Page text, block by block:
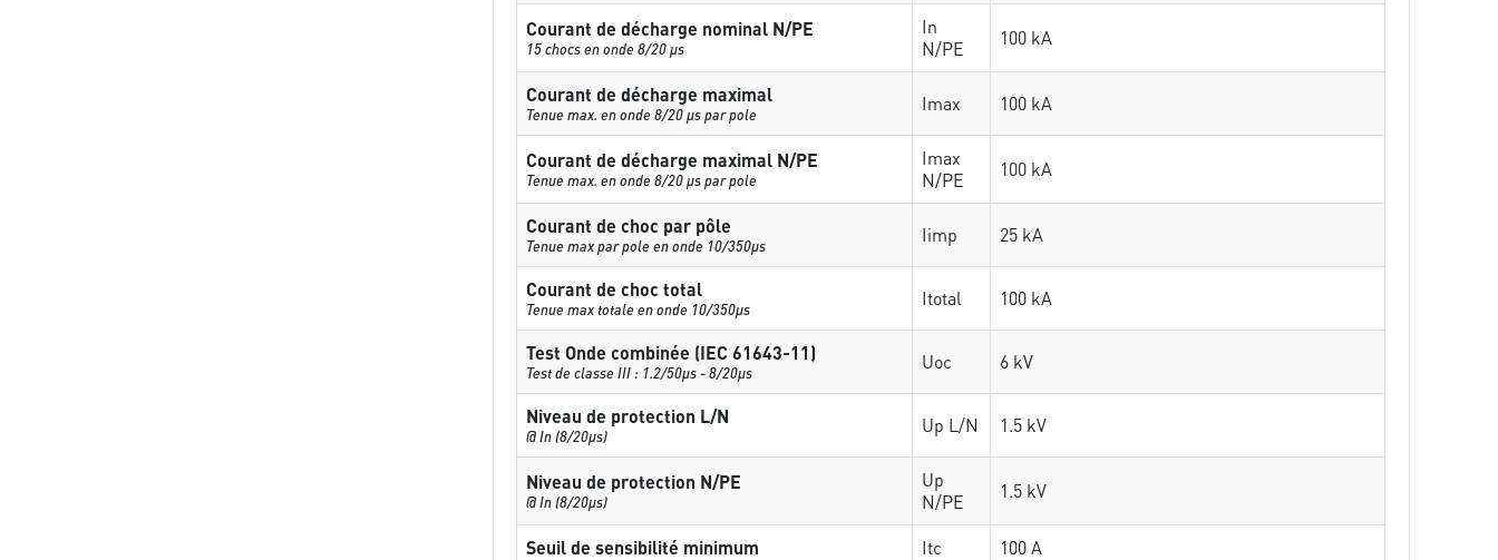
Courant de décharge nominal N/PE
15 chocs en onde 8/20 µs
In
N/PE
100 kA
Courant de décharge maximal
Tenue max. en onde 8/20 µs par pole Imax 100 kA
Courant de décharge maximal N/PE
Tenue max. en onde 8/20 µs par pole
Imax
N/PE
100 kA
Courant de choc par pôle
Tenue max par pole en onde 10/350µs Iimp 25 kA
Courant de choc total
Tenue max totale en onde 10/350µs Itotal 100 kA
Test Onde combinée (IEC 61643-11)
Test de classe III : 1.2/50µs - 8/20µs Uoc 6 kV
Niveau de protection L/N
@ In (8/20µs) Up L/N 1.5 kV
Niveau de protection N/PE
@ In (8/20µs)
Up
N/PE
1.5 kV
Seuil de sensibilité minimum Itc
100 A